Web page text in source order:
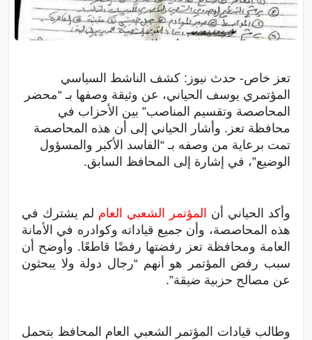
تعز خاص- حدث نيوز: كشف الناشط السياسي
المؤتمري يوسف الحياني، عن وثيقة وصفها بـ “محضر
المحاصصة وتقسيم المناصب” بين الأحزاب في
محافظة تعز. وأشار الحياني إلى أن هذه المحاصصة
تمت برعاية من وصفه بـ “الفاسد الأكبر والمسؤول
الوضيع”، في إشارة إلى المحافظ السابق.
وأكد الحياني أن المؤتمر الشعبي العام لم يشترك في
هذه المحاصصة، وأن جميع قياداته وكوادره في الأمانة
العامة ومحافظة تعز رفضتها رفضًا قاطعًا. وأوضح أن
سبب رفض المؤتمر هو أنهم “رجال دولة ولا يبحثون
عن مصالح حزبية ضيقة”.
وطالب قيادات المؤتمر الشعبي العام المحافظ بتحمل